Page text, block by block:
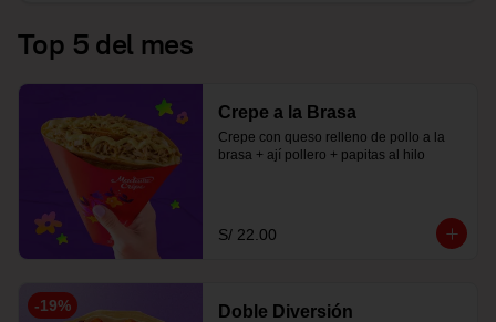
Top 5 del mes
Crepe a la Brasa
Crepe con queso relleno de pollo a la
brasa + ají pollero + papitas al hilo
S/ 22.00
-19% Doble Diversión